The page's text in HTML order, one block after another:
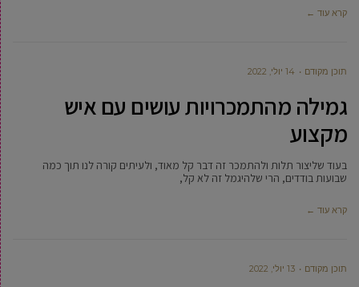
קרא עוד ←
תוכן מקודם 14 יולי, 2022
גמילה מהתמכרויות עושים עם איש
מקצוע
בעוד שליצור תלות ולהתמכר זה דבר קל מאוד, ולעיתים קורה לנו תוך כמה
שבועות בודדים, הרי שלהיגמל זה לא קל,
קרא עוד ←
תוכן מקודם 13 יולי, 2022